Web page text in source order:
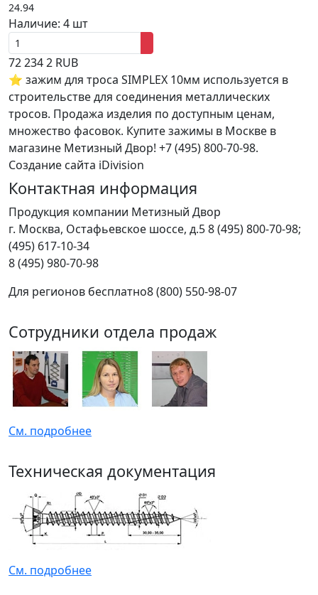
24.94
Наличие: 4 шт
722342 RUB
⭐ зажим для троса SIMPLEX 10мм используется в
строительстве для соединения металлических
тросов. Продажа изделия по доступным ценам,
множество фасовок. Купите зажимы в Москве в
магазине Метизный Двор! +7 (495) 800-70-98.
Создание сайта iDivision
Контактная информация
Продукция компании Метизный Двор
г. Москва, Остафьевское шоссе, д.58 (495) 800-70-98;
(495) 617-10-34
8 (495) 980-70-98
Для регионов бесплатно8 (800) 550-98-07
Сотрудники отдела продаж
См. подробнее
Техническая документация
См. подробнее